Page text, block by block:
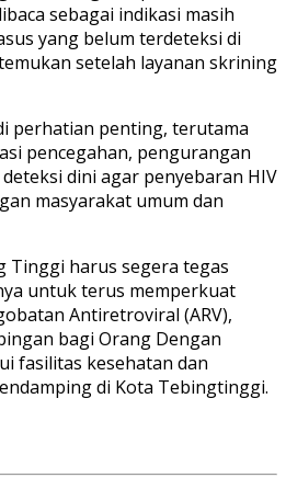
sebagai indikasi masih
yang belum terdeteksi di
setelah layanan skrining
perhatian penting, terutama
pencegahan, pengurangan
dini agar penyebaran HIV
masyarakat umum dan
Tinggi harus segera tegas
untuk terus memperkuat
Antiretroviral (ARV),
bagi Orang Dengan
fasilitas kesehatan dan
di Kota Tebingtinggi.